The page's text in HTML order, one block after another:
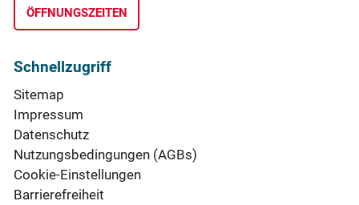
ÖFFNUNGSZEITEN
Schnellzugriff
Sitemap
Impressum
Datenschutz
Nutzungsbedingungen (AGBs)
Cookie-Einstellungen
Barrierefreiheit